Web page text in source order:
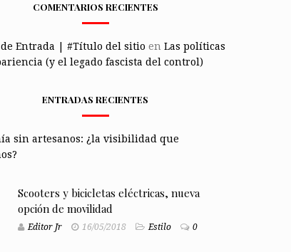
COMENTARIOS RECIENTES
Entrada | #Título del sitio en Las políticas
(y el legado fascista del control)
ENTRADAS RECIENTES
sin artesanos: ¿la visibilidad que
Scooters y bicicletas eléctricas, nueva
opción de movilidad
Editor Jr 16/05/2018 Estilo 0